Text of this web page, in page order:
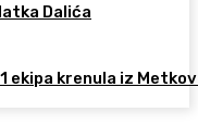
Dalića
ekipa krenula iz